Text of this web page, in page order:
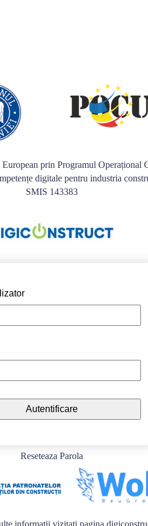
prin Programul Operațional
digitale pentru industria
SMIS 143383
Reseteaza Parola
informații vizitați pagina